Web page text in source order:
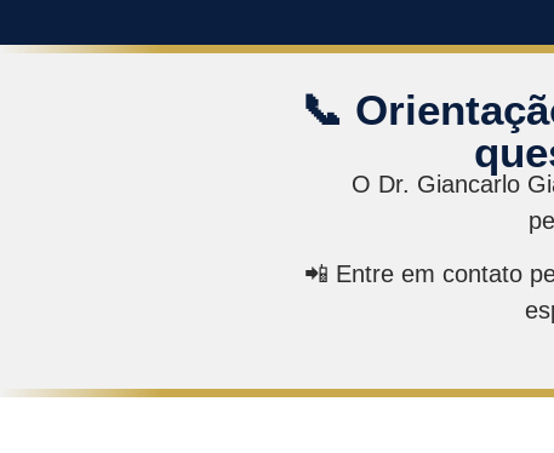
📞
O Dr. Giancarlo
📲 Entre em contato